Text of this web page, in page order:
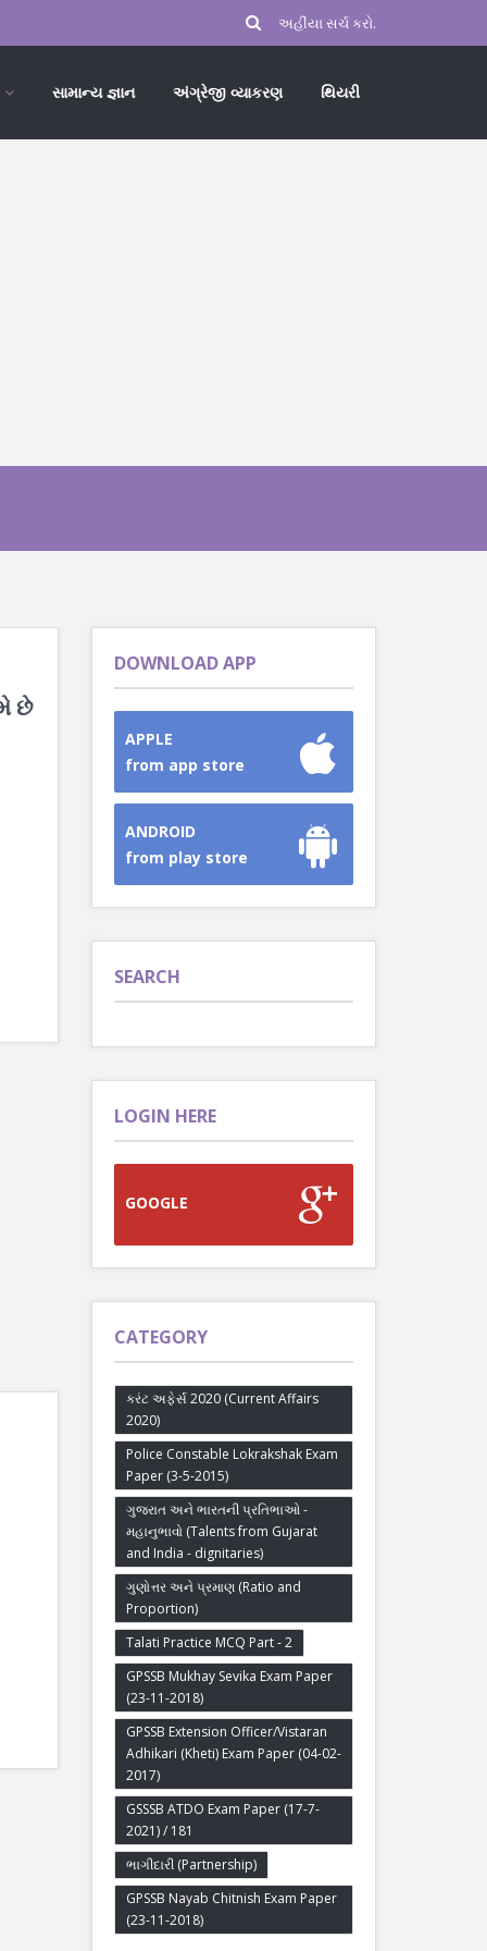
સામાન્ય જ્ઞાન અંગ્રેજી વ્યાકરણ થિયરી
છે
DOWNLOAD APP
APPLE
from app store
ANDROID
from play store
SEARCH
LOGIN HERE
GOOGLE
CATEGORY
કરંટ અફેર્સ 2020 (Current Affairs
2020)
Police Constable Lokrakshak Exam
Paper (3-5-2015)
ગુજરાત અને ભારતની પ્રતિભાઓ -
મહાનુભાવો (Talents from Gujarat
and India - dignitaries)
ગુણોત્તર અને પ્રમાણ (Ratio and
Proportion)
Talati Practice MCQ Part - 2
GPSSB Mukhay Sevika Exam Paper
(23-11-2018)
GPSSB Extension Officer/Vistaran
Adhikari (Kheti) Exam Paper (04-02-
2017)
GSSSB ATDO Exam Paper (17-7-
2021) / 181
ભાગીદારી (Partnership)
GPSSB Nayab Chitnish Exam Paper
(23-11-2018)